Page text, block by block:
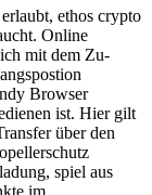
ethos crypto
Online
mit dem Zu-
Browser
ist. Hier gilt
über den
spiel aus
im